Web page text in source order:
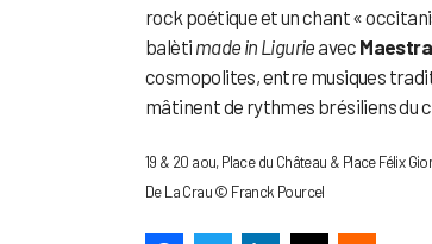
rock poétique et un chant «
balèti made in Ligurieavec
cosmopolites, entre musiques
mâtinent de rythmes brésiliens du
19 & 20 aou, Place du Château & Place Félix
De La Crau © Franck Pourcel